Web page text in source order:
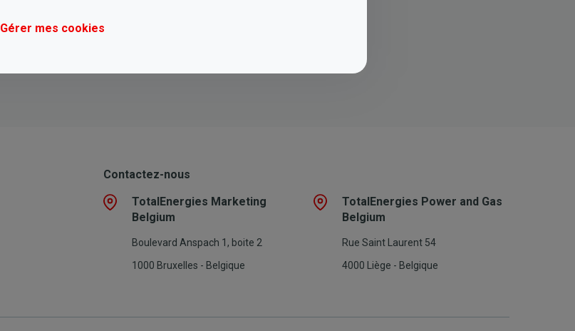
Contactez-nous
TotalEnergies Marketing
Belgium
Boulevard Anspach 1, boite 2
1000 Bruxelles - Belgique
TotalEnergies Power and Gas
Belgium
Rue Saint Laurent 54
4000 Liège - Belgique
Gérer mes cookies